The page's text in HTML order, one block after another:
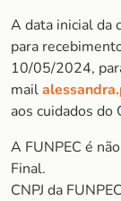
A data inicial da
para
10/05/2024,
mail
aos cuidados do
A FUNPEC é
Final.
CNPJ da